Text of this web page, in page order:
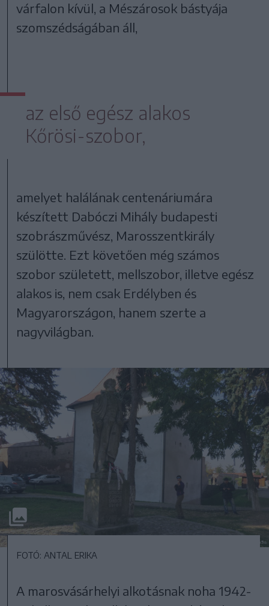
várfalon kívül, a Mészárosok bástyája
szomszédságában áll,
az első egész alakos
Kőrösi-szobor,
amelyet halálának centenáriumára
készített Dabóczi Mihály budapesti
szobrászművész, Marosszentkirály
szülötte. Ezt követően még számos
szobor született, mellszobor, illetve egész
alakos is, nem csak Erdélyben és
Magyarországon, hanem szerte a
nagyvilágban.
FOTÓ: ANTAL ERIKA
A marosvásárhelyi alkotásnak noha 1942-